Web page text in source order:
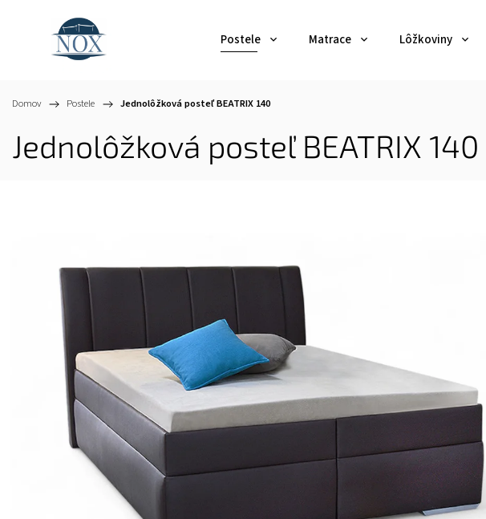
Postele Matrace Lôžkoviny
Domov / Postele / Jednolôžková posteľ BEATRIX 140
Jednolôžková posteľ BEATRIX 140